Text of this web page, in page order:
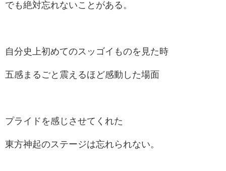
でも絶対忘れないことがある。
自分史上初めてのスッゴイものを見た時
五感まるごと震えるほど感動した場面
プライドを感じさせてくれた
東方神起のステージは忘れられない。